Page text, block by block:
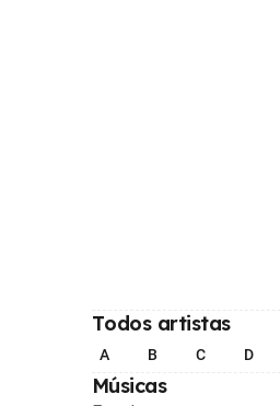
Todos artistas
A B C D
Músicas